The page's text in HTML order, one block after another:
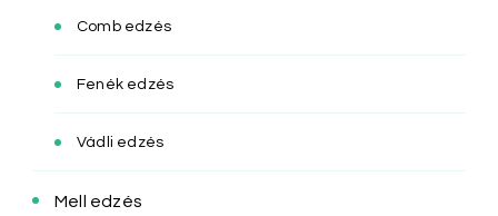
Comb edzés
Fenék edzés
Vádli edzés
Mell edzés